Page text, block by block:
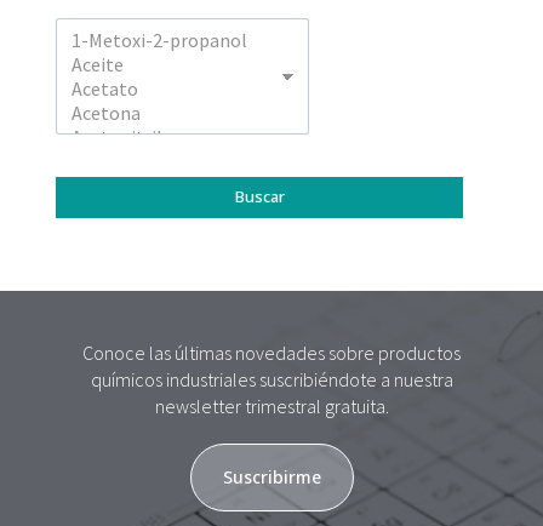
Conoce las últimas novedades sobre productos
químicos industriales suscribiéndote a nuestra
newsletter trimestral gratuita.
Suscribirme